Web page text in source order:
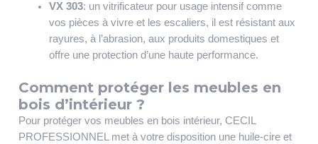
VX 303: un vitrificateur pour usage intensif comme
vos pièces à vivre et les escaliers, il est résistant aux
rayures, à l’abrasion, aux produits domestiques et
offre une protection d’une haute performance.
Comment protéger les meubles en
bois d’intérieur ?
Pour protéger vos meubles en bois intérieur, CECIL
PROFESSIONNEL met à votre disposition une huile-cire et